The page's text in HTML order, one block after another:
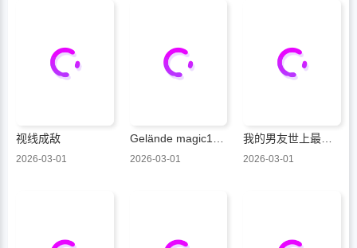
视线成敌
2026-03-01
Gelände magic101号
2026-03-01
我的男友世上最可爱
2026-03-01